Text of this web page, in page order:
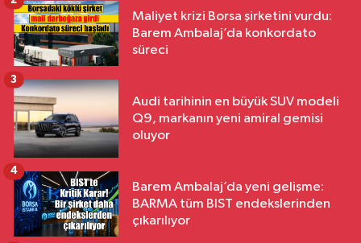
Maliyet krizi Borsa şirketini vurdu:
Barem Ambalaj’da konkordato
süreci
Audi tarihinin en büyük SUV modeli
Q9, markanın yeni amiral gemisi
oluyor
3
Barem Ambalaj’da yeni gelişme:
BARMA tüm BIST endekslerinden
çıkarılıyor
4